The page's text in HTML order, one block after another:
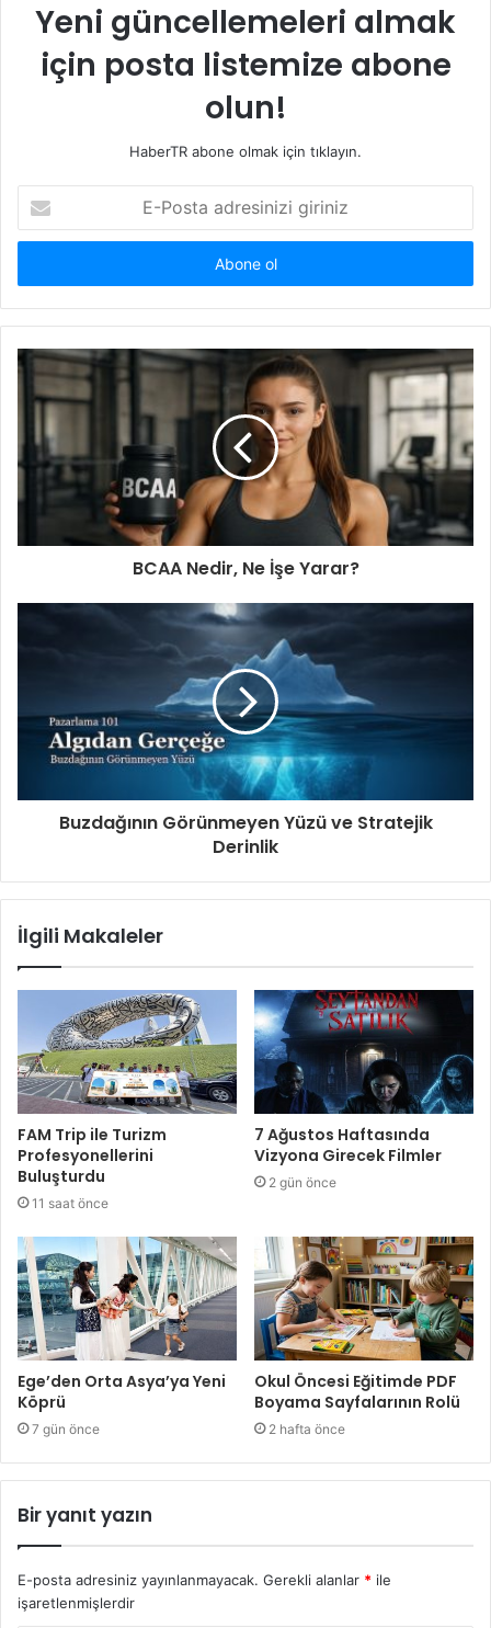
Yeni güncellemeleri almak
için posta listemize abone
olun!
HaberTR abone olmak için tıklayın.
Posta
adresinizi
BCAA Nedir, Ne İşe Yarar?
Buzdağının Görünmeyen Yüzü ve Stratejik
Derinlik
İlgili Makaleler
FAM Trip ile Turizm
Profesyonellerini
Buluşturdu
11 saat önce
7 Ağustos Haftasında
Vizyona Girecek Filmler
2 gün önce
Ege’den Orta Asya’ya Yeni
Köprü
7 gün önce
Okul Öncesi Eğitimde PDF
Boyama Sayfalarının Rolü
2 hafta önce
Bir yanıt yazın
E-posta adresiniz yayınlanmayacak. Gerekli alanlar * ile
işaretlenmişlerdir